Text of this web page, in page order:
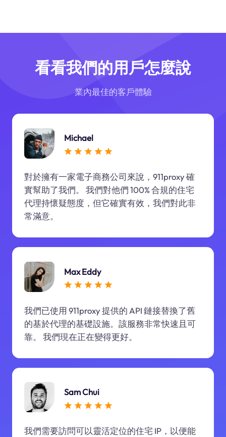
看看我們的用戶怎麼說
業內最佳的客戶體驗
Michael
對於擁有一家電子商務公司來說，911proxy 確
實幫助了我們。 我們對他們 100% 合規的住宅
代理持懷疑態度，但它確實有效，我們對此非
常滿意。
Max Eddy
我們已使用 911proxy 提供的 API 鏈接替換了舊
的基於代理的基礎設施。該服務非常快速且可
靠。 我們現在正在變得更好。
Sam Chui
我們需要訪問可以靈活定位的住宅 IP，以便能